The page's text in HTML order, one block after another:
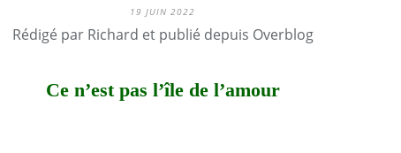
19 JUIN 2022
Rédigé par Richard et publié depuis Overblog
Ce n’est pas l’île de l’amour